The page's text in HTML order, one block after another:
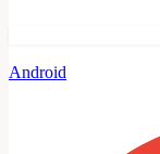
Android